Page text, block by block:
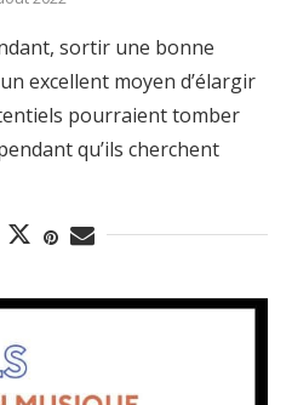
sortir une bonne
excellent moyen d’élargir
pourraient tomber
qu’ils cherchent